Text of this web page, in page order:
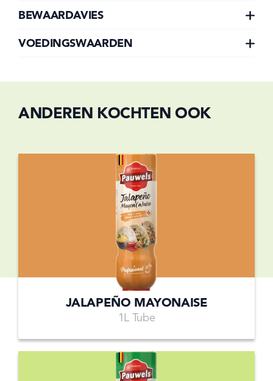
BEWAARDAVIES
VOEDINGSWAARDEN
ANDEREN KOCHTEN OOK
JALAPEÑO MAYONAISE
1L Tube